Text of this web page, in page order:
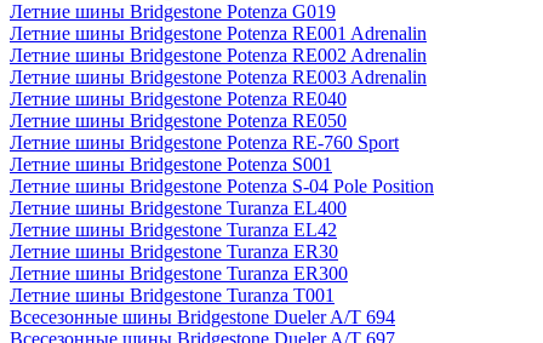
Летние шины Bridgestone Potenza G019
Летние шины Bridgestone Potenza RE001 Adrenalin
Летние шины Bridgestone Potenza RE002 Adrenalin
Летние шины Bridgestone Potenza RE003 Adrenalin
Летние шины Bridgestone Potenza RE040
Летние шины Bridgestone Potenza RE050
Летние шины Bridgestone Potenza RE-760 Sport
Летние шины Bridgestone Potenza S001
Летние шины Bridgestone Potenza S-04 Pole Position
Летние шины Bridgestone Turanza EL400
Летние шины Bridgestone Turanza EL42
Летние шины Bridgestone Turanza ER30
Летние шины Bridgestone Turanza ER300
Летние шины Bridgestone Turanza T001
Всесезонные шины Bridgestone Dueler A/T 694
Всесезонные шины Bridgestone Dueler A/T 697